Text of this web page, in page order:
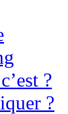
?
?